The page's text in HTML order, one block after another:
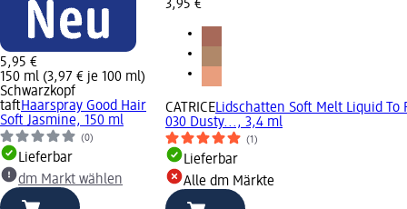
5,95 €
150 ml (3,97 € je 100 ml)
Schwarzkopf
taftHaarspray Good Hair
Soft Jasmine, 150 ml
(0)
Lieferbar
dm Markt wählen
3,95 €
CATRICELidschatten Soft Melt Liquid To
030 Dusty..., 3,4 ml
(1)
Lieferbar
Alle dm Märkte